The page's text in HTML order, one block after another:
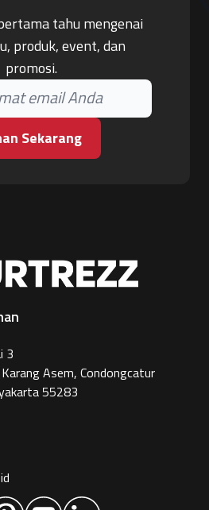
tahu mengenai
produk, event, dan
promosi.
Sekarang
3
Asem, Condongcatur
55283